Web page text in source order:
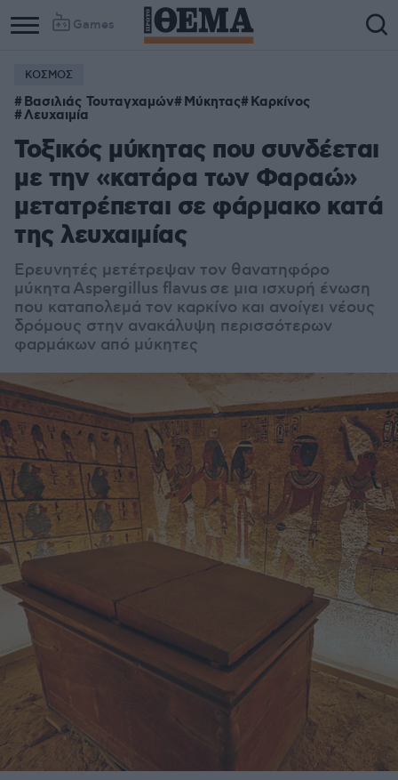
Games
ΚΟΣΜΟΣ
Βασιλιάς Τουταγχαμών Μύκητας Καρκίνος
Λευχαιμία
Τοξικός μύκητας που συνδέεται
με την «κατάρα των Φαραώ»
μετατρέπεται σε φάρμακο κατά
της λευχαιμίας
Ερευνητές μετέτρεψαν τον θανατηφόρο
μύκητα Aspergillus flavus σε μια ισχυρή ένωση
που καταπολεμά τον καρκίνο και ανοίγει νέους
δρόμους στην ανακάλυψη περισσότερων
φαρμάκων από μύκητες